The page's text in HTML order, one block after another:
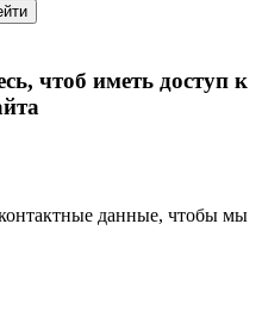
чтоб иметь доступ к
данные, чтобы мы